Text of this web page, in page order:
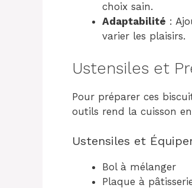
choix sain.
Adaptabilité :
varier les plaisirs.
Ustensiles et
Pour préparer ces
outils rend la cuisson
Ustensiles et
Bol à mélanger
Plaque à